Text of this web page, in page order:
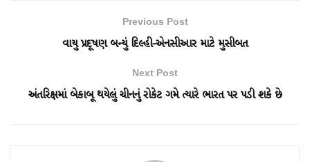
Previous Post
વાયુ પ્રદૂષણ બન્યું દિલ્હી-એનસીઆર માટે મુસીબત
Next Post
અંતરિક્ષમાં બેકાબૂ થયેલું ચીનનું રોકેટ ગમે ત્યારે ભારત પર પડી શકે છે